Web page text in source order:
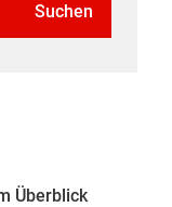
Suchen
Überblick